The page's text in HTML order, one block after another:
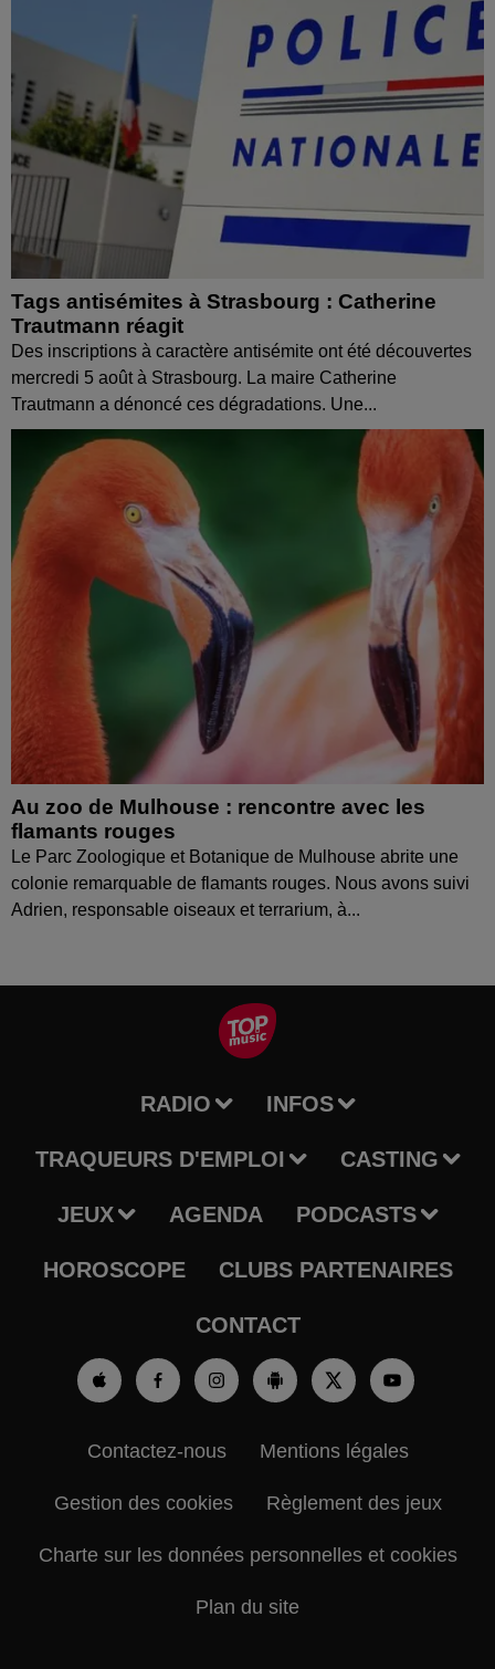
Tags antisémites à Strasbourg : Catherine
Trautmann réagit
Des inscriptions à caractère antisémite ont été découvertes
mercredi 5 août à Strasbourg. La maire Catherine
Trautmann a dénoncé ces dégradations. Une...
Au zoo de Mulhouse : rencontre avec les
flamants rouges
Le Parc Zoologique et Botanique de Mulhouse abrite une
colonie remarquable de flamants rouges. Nous avons suivi
Adrien, responsable oiseaux et terrarium, à...
RADIO INFOS
TRAQUEURS D'EMPLOI CASTING
JEUX AGENDA PODCASTS
HOROSCOPE CLUBS PARTENAIRES
CONTACT
Contactez-nous Mentions légales
Gestion des cookies Règlement des jeux
Charte sur les données personnelles et cookies
Plan du site